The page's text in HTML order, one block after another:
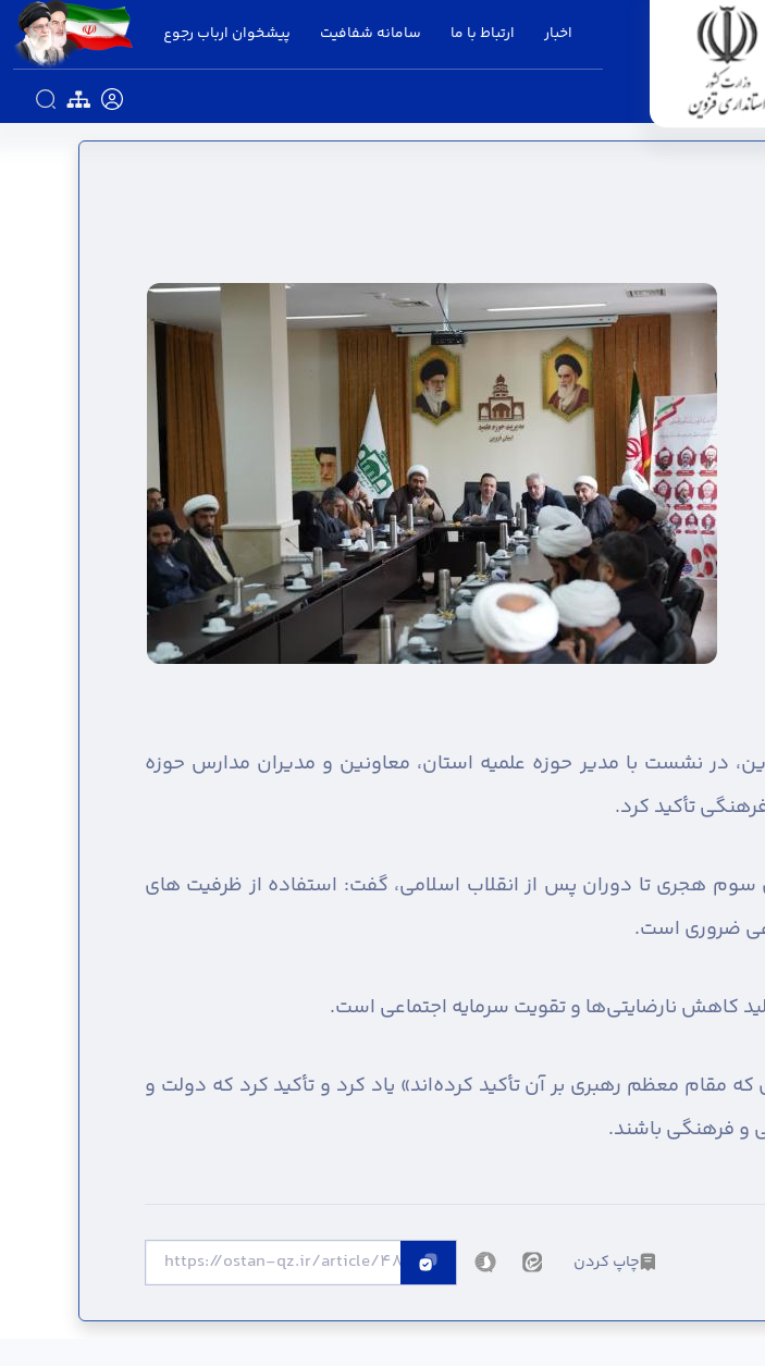
اخبار ارتباط با ما سامانه شفافیت پیشخوان ارباب رجوع
در نشست با مدیر حوزه علمیه استان، معاونین و مدیران مدارس حوزه
تأکید کرد.
سوم هجری تا دوران پس از انقلاب اسلامی، گفت: استفاده از ظرفیت های
ضروری است.
کاهش نارضایتی‌ها و تقویت سرمایه اجتماعی است.
مقام معظم رهبری بر آن تأکید کرده‌اند» یاد کرد و تأکید کرد که دولت و
و فرهنگی باشند.
چاپ کردن